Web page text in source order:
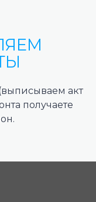
акт
получаете